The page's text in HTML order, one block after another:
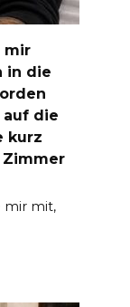
mir
in die
die
kurz
mir mit,